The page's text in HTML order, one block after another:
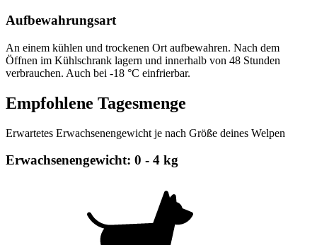
Aufbewahrungsart
An einem kühlen und trockenen Ort aufbewahren. Nach dem
Öffnen im Kühlschrank lagern und innerhalb von 48 Stunden
verbrauchen. Auch bei -18 °C einfrierbar.
Empfohlene Tagesmenge
Erwartetes Erwachsenengewicht je nach Größe deines Welpen
Erwachsenengewicht: 0 - 4 kg